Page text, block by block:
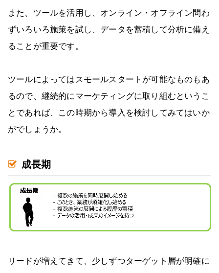
また、ツールを活用し、オンライン・オフライン問わ
ずいろいろ施策を試し、データを蓄積して分析に備え
ることが重要です。
ツールによってはスモールスタートが可能なものもあ
るので、継続的にマーケティングに取り組むというこ
とであれば、この時期から導入を検討してみてはいか
がでしょうか。
成長期
リードが増えてきて、少しずつターゲット層が明確に